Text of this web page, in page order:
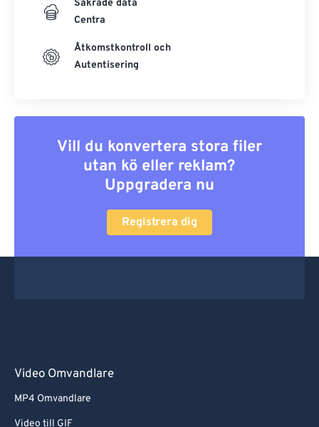
Säkrade data
Centra
Åtkomstkontroll och
Autentisering
Vill du konvertera stora filer
utan kö eller reklam?
Uppgradera nu
Registrera dig
Video Omvandlare
MP4 Omvandlare
Video till GIF